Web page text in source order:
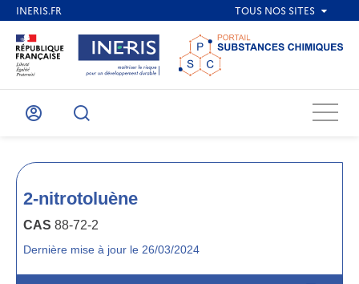
Mon
Recherche
Menu
2-nitrotoluène
CAS 88-72-2
Dernière mise à jour le 26/03/2024